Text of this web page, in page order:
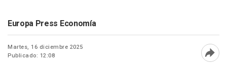
Europa Press Economía
Martes, 16 diciembre 2025
Publicado: 12:08